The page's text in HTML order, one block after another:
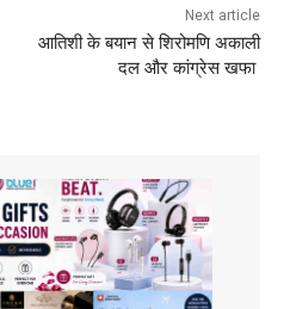
Next article
आतिशी के बयान से शिरोमणि अकाली
दल और कांग्रेस खफा